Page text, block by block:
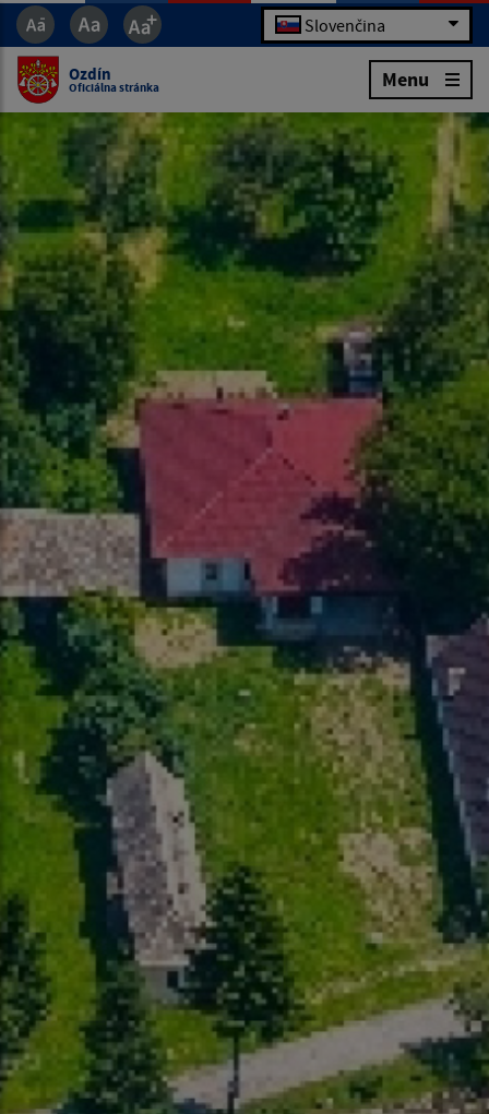
Slovenčina
Ozdín
Oficiálna stránka Menu